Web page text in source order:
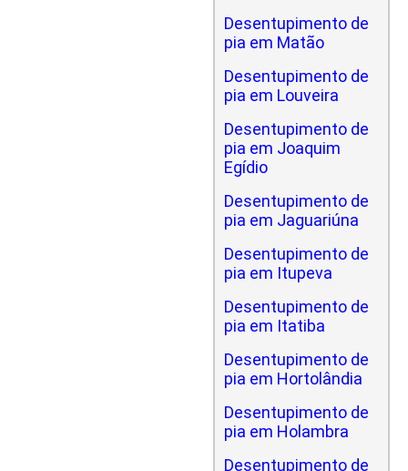
Desentupimento de
pia em Matão
Desentupimento de
pia em Louveira
Desentupimento de
pia em Joaquim
Egídio
Desentupimento de
pia em Jaguariúna
Desentupimento de
pia em Itupeva
Desentupimento de
pia em Itatiba
Desentupimento de
pia em Hortolândia
Desentupimento de
pia em Holambra
Desentupimento de